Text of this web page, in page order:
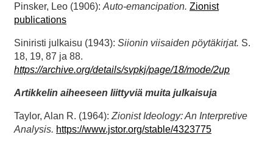
Pinsker, Leo (1906): Auto-emancipation. Zionist
publications
Siniristi julkaisu (1943): Siionin viisaiden pöytäkirjat. S.
18, 19, 87 ja 88.
https://archive.org/details/svpkj/page/18/mode/2up
Artikkelin aiheeseen liittyviä muita julkaisuja
Taylor, Alan R. (1964): Zionist Ideology: An Interpretive
Analysis. https://www.jstor.org/stable/4323775